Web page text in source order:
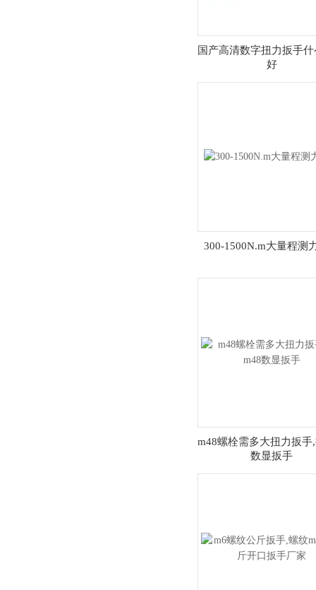
国产高清数字扭力扳手
好
300-1500N.m大量程测
m48螺栓需多大扭力扳手
数显扳手